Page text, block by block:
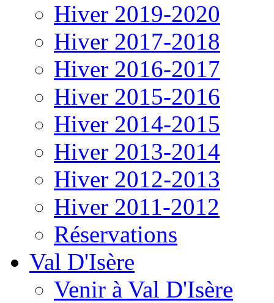
Hiver 2019-2020
Hiver 2017-2018
Hiver 2016-2017
Hiver 2015-2016
Hiver 2014-2015
Hiver 2013-2014
Hiver 2012-2013
Hiver 2011-2012
Réservations
Val D'Isère
Venir à Val D'Isère